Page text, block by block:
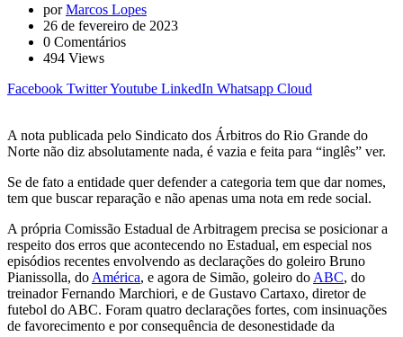
porMarcos Lopes
26 de fevereiro de 2023
0 Comentários
494 Views
Facebook TwitterYoutube LinkedIn Whatsapp Cloud
A nota publicada pelo Sindicato dos Árbitros do Rio Grande do
Norte não diz absolutamente nada, é vazia e feita para “inglês” ver.
Se de fato a entidade quer defender a categoria tem que dar nomes,
tem que buscar reparação e não apenas uma nota em rede social.
A própria Comissão Estadual de Arbitragem precisa se posicionar a
respeito dos erros que acontecendo no Estadual, em especial nos
episódios recentes envolvendo as declarações do goleiro Bruno
Pianissolla, do América, e agora de Simão, goleiro do ABC, do
treinador Fernando Marchiori, e de Gustavo Cartaxo, diretor de
futebol do ABC. Foram quatro declarações fortes, com insinuações
de favorecimento e por consequência de desonestidade da